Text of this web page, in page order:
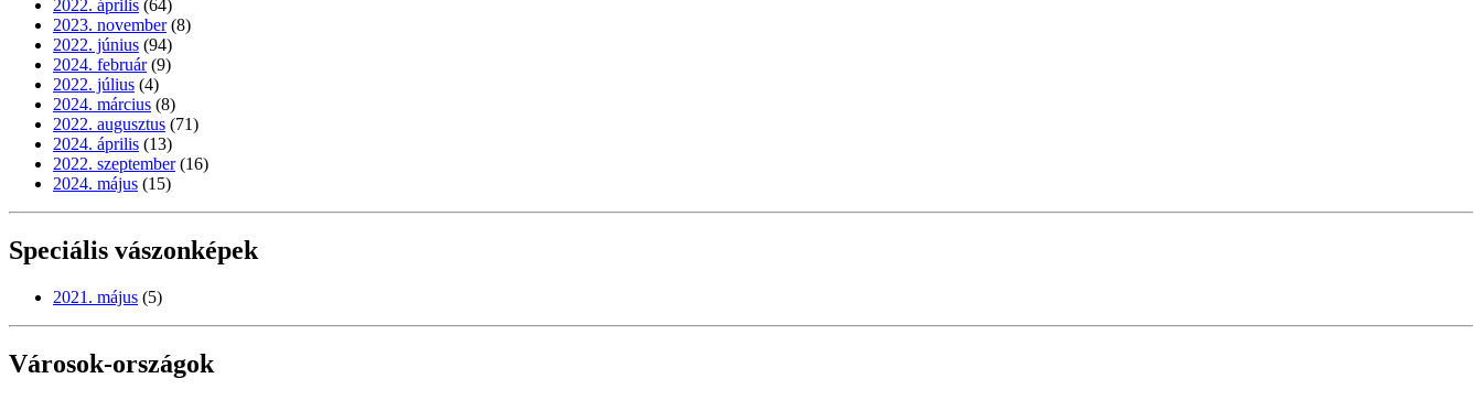
2022. április (64)
2023. november (8)
2022. június (94)
2024. február (9)
2022. július (4)
2024. március (8)
2022. augusztus (71)
2024. április (13)
2022. szeptember (16)
2024. május (15)
Speciális vászonképek
2021. május (5)
Városok-országok